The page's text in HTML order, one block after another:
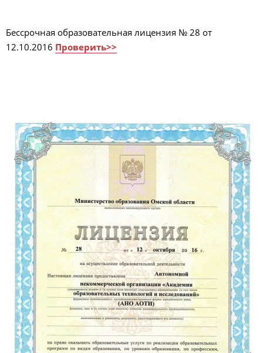
Бессрочная образовательная лицензия № 28 от
12.10.2016 Проверить>>